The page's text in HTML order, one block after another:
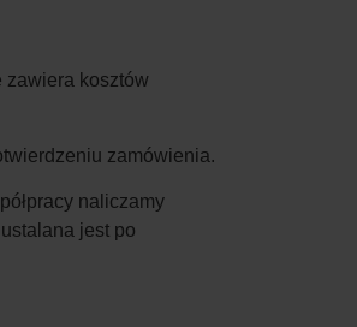
zawiera kosztów
zamówienia.
naliczamy
jest po